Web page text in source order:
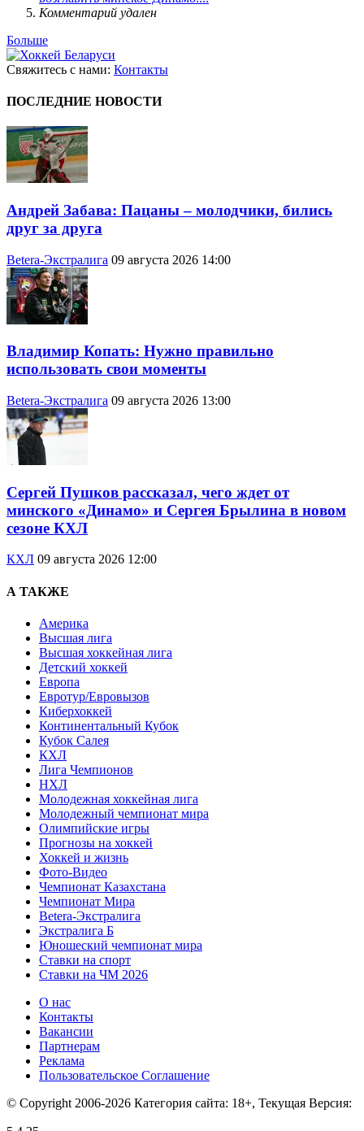
Комментарий удален
Больше
Свяжитесь с нами: Контакты
ПОСЛЕДНИЕ НОВОСТИ
Андрей Забава: Пацаны – молодчики, бились
друг за друга
Betera-Экстралига 09 августа 2026 14:00
Владимир Копать: Нужно правильно
использовать свои моменты
Betera-Экстралига 09 августа 2026 13:00
Сергей Пушков рассказал, чего ждет от
минского «Динамо» и Сергея Брылина в новом
сезоне КХЛ
КХЛ 09 августа 2026 12:00
А ТАКЖЕ
Америка
Высшая лига
Высшая хоккейная лига
Детский хоккей
Европа
Евротур/Евровызов
Киберхоккей
Континентальный Кубок
Кубок Салея
КХЛ
Лига Чемпионов
НХЛ
Молодежная хоккейная лига
Молодежный чемпионат мира
Олимпийские игры
Прогнозы на хоккей
Хоккей и жизнь
Фото-Видео
Чемпионат Казахстана
Чемпионат Мира
Betera-Экстралига
Экстралига Б
Юношеский чемпионат мира
Ставки на спорт
Ставки на ЧМ 2026
О нас
Контакты
Вакансии
Партнерам
Реклама
Пользовательское Соглашение
© Copyright 2006-2026 Категория сайта: 18+, Текущая Версия: